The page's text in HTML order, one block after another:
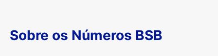
Sobre os Números BSB